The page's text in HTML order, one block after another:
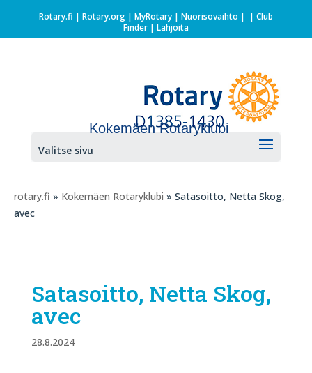
Rotary.fi | Rotary.org| MyRotary | Nuorisovaihto | | Club
Finder| Lahjoita
Kokemäen Rotaryklubi
Valitse sivu
rotary.fi » Kokemäen Rotaryklubi » Satasoitto, Netta Skog,
avec
Satasoitto, Netta Skog,
avec
28.8.2024